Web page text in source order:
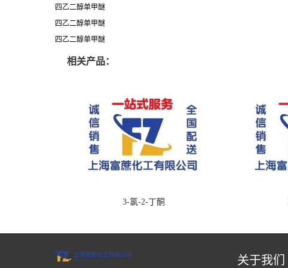
四乙二醇单甲醚
四乙二醇单甲醚
四乙二醇单甲醚
相关产品：
3-氯-2-丁酮
关于我们